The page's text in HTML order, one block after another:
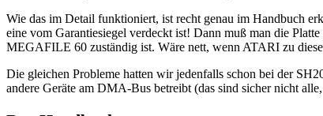
Wie das im Detail funktioniert, ist recht genau im Handbuch
eine vom Garantiesiegel verdeckt ist! Dann muß man die
MEGAFILE 60 zuständig ist. Wäre nett, wenn ATARI zu
Die gleichen Probleme hatten wir jedenfalls schon bei der
andere Geräte am DMA-Bus betreibt (das sind sicher nicht